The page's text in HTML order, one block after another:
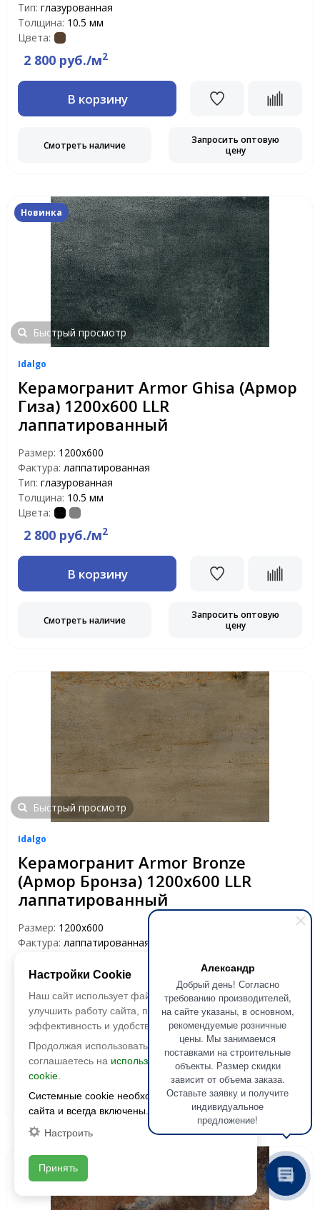
Александр
Добрый день! Согласно
требованию производителей,
на сайте указаны, в основном,
рекомендуемые розничные
цены. Мы занимаемся
поставками на строительные
объекты. Размер скидки
зависит от объема заказа.
Оставьте заявку и получите
индивидуальное
предложение!
Тип: глазурованная
Толщина: 10.5 мм
Цвета:
2 800 руб./м2
В корзину
Смотреть наличие
Запросить оптовую
цену
Новинка
Быстрый просмотр
Idalgo
Керамогранит Armor Ghisa (Армор
Гиза) 1200х600 LLR
лаппатированный
Размер: 1200х600
Фактура: лаппатированная
Тип: глазурованная
Толщина: 10.5 мм
Цвета:
2 800 руб./м2
В корзину
Смотреть наличие
Запросить оптовую
цену
Быстрый просмотр
Idalgo
Керамогранит Armor Bronze
(Армор Бронза) 1200х600 LLR
лаппатированный
Размер: 1200х600
Фактура: лаппатированная
Толщина:10.5 мм
2 800 руб./м2
В корзину
Смотреть наличие
Запросить оптовую
цену
Настройки Cookie
Наш сайт использует файлы cookie, чтобы
улучшить работу сайта, повысить его
эффективность и удобство.
Продолжая использовать сайт, вы
соглашаетесь на использование файлов
cookie.
Системные cookie необходимы для работы
сайта и всегда включены.
Настроить
Принять